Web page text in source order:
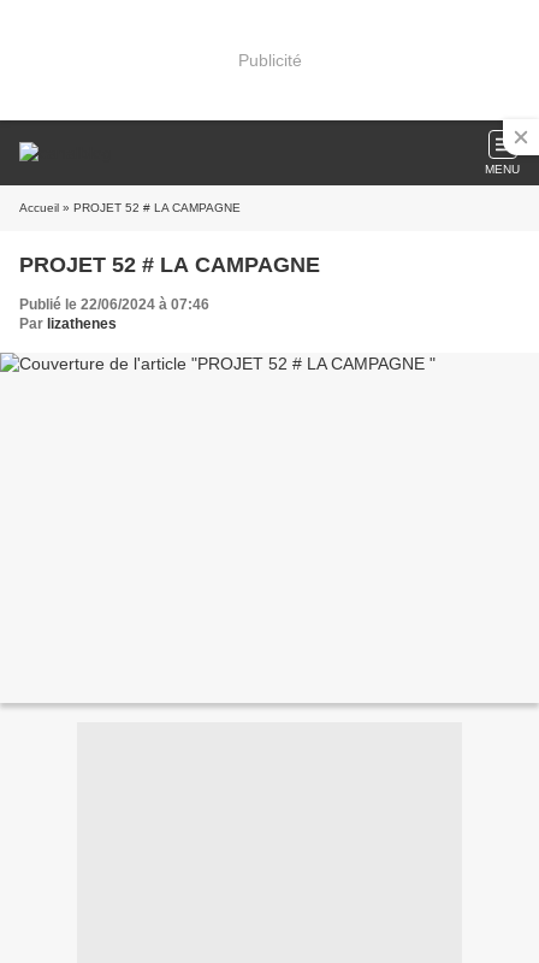
Publicité
MENU
Accueil » PROJET 52 # LA CAMPAGNE
PROJET 52 # LA CAMPAGNE
Publié le 22/06/2024 à 07:46
Par lizathenes